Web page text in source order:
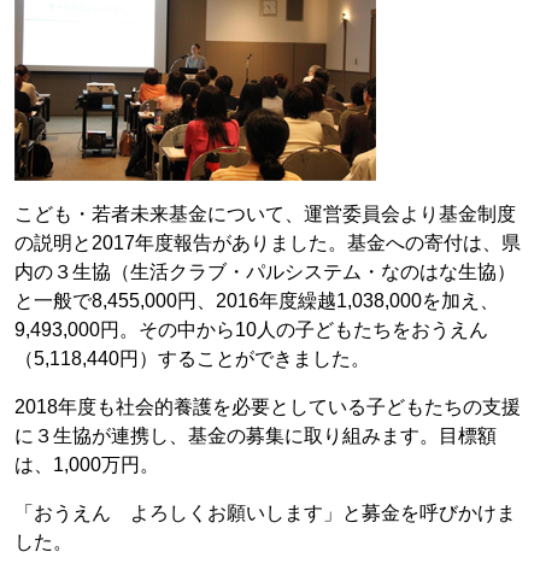
こども・若者未来基金について、運営委員会より基金制度
の説明と2017年度報告がありました。基金への寄付は、県
内の３生協（生活クラブ・パルシステム・なのはな生協）
と一般で8,455,000円、2016年度繰越1,038,000を加え、
9,493,000円。その中から10人の子どもたちをおうえん
（5,118,440円）することができました。
2018年度も社会的養護を必要としている子どもたちの支援
に３生協が連携し、基金の募集に取り組みます。目標額
は、1,000万円。
「おうえん よろしくお願いします」と募金を呼びかけま
した。